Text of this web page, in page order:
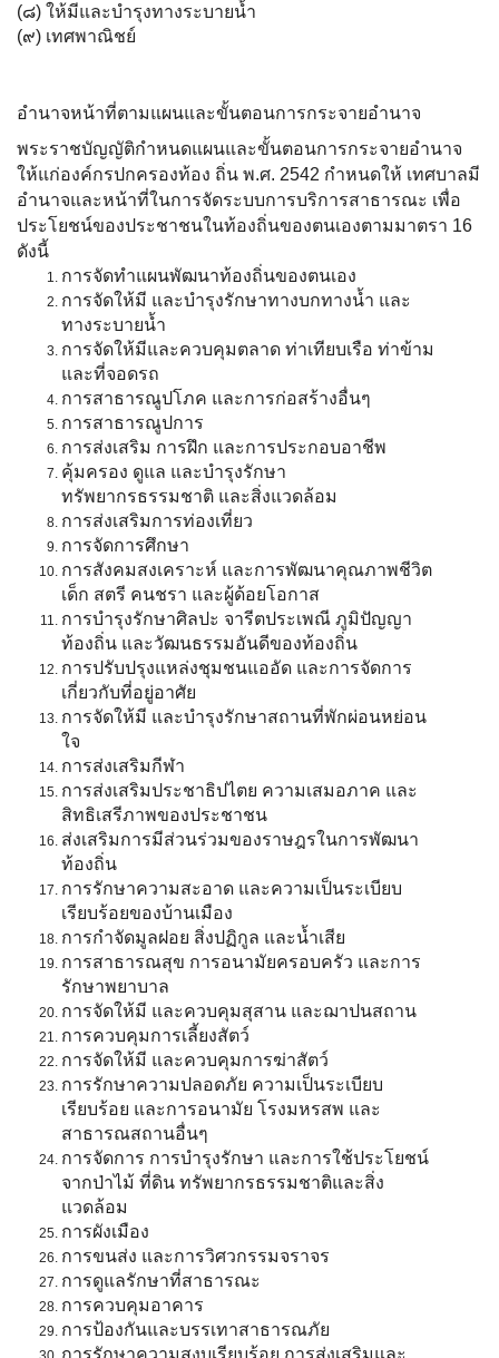
(๘) ให้มีและบำรุงทางระบายน้ำ
(๙) เทศพาณิชย์
อำนาจหน้าที่ตามแผนและขั้นตอนการกระจายอำนาจ
พระราชบัญญัติกำหนดแผนและขั้นตอนการกระจายอำนาจ
ให้แก่องค์กรปกครองท้อง ถิ่น พ.ศ. 2542 กำหนดให้ เทศบาลมี
อำนาจและหน้าที่ในการจัดระบบการบริการสาธารณะ เพื่อ
ประโยชน์ของประชาชนในท้องถิ่นของตนเองตามมาตรา 16
ดังนี้
การจัดทำแผนพัฒนาท้องถิ่นของตนเอง
การจัดให้มี และบำรุงรักษาทางบกทางน้ำ และ
ทางระบายน้ำ
การจัดให้มีและควบคุมตลาด ท่าเทียบเรือ ท่าข้าม
และที่จอดรถ
การสาธารณูปโภค และการก่อสร้างอื่นๆ
การสาธารณูปการ
การส่งเสริม การฝึก และการประกอบอาชีพ
คุ้มครอง ดูแล และบำรุงรักษา
ทรัพยากรธรรมชาติ และสิ่งแวดล้อม
การส่งเสริมการท่องเที่ยว
การจัดการศึกษา
การสังคมสงเคราะห์ และการพัฒนาคุณภาพชีวิต
เด็ก สตรี คนชรา และผู้ด้อยโอกาส
การบำรุงรักษาศิลปะ จารีตประเพณี ภูมิปัญญา
ท้องถิ่น และวัฒนธรรมอันดีของท้องถิ่น
การปรับปรุงแหล่งชุมชนแออัด และการจัดการ
เกี่ยวกับที่อยู่อาศัย
การจัดให้มี และบำรุงรักษาสถานที่พักผ่อนหย่อน
ใจ
การส่งเสริมกีฬา
การส่งเสริมประชาธิปไตย ความเสมอภาค และ
สิทธิเสรีภาพของประชาชน
ส่งเสริมการมีส่วนร่วมของราษฎรในการพัฒนา
ท้องถิ่น
การรักษาความสะอาด และความเป็นระเบียบ
เรียบร้อยของบ้านเมือง
การกำจัดมูลฝอย สิ่งปฏิกูล และน้ำเสีย
การสาธารณสุข การอนามัยครอบครัว และการ
รักษาพยาบาล
การจัดให้มี และควบคุมสุสาน และฌาปนสถาน
การควบคุมการเลี้ยงสัตว์
การจัดให้มี และควบคุมการฆ่าสัตว์
การรักษาความปลอดภัย ความเป็นระเบียบ
เรียบร้อย และการอนามัย โรงมหรสพ และ
สาธารณสถานอื่นๆ
การจัดการ การบำรุงรักษา และการใช้ประโยชน์
จากป่าไม้ ที่ดิน ทรัพยากรธรรมชาติและสิ่ง
แวดล้อม
การผังเมือง
การขนส่ง และการวิศวกรรมจราจร
การดูแลรักษาที่สาธารณะ
การควบคุมอาคาร
การป้องกันและบรรเทาสาธารณภัย
การรักษาความสงบเรียบร้อย การส่งเสริมและ